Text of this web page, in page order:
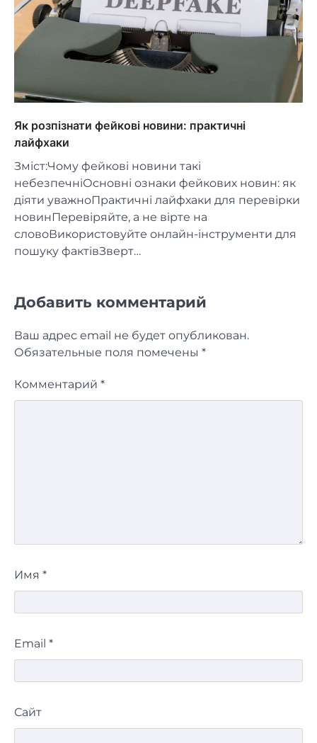
Як розпізнати фейкові новини: практичні
лайфхаки
Зміст:Чому фейкові новини такі
небезпечніОсновні ознаки фейкових новин: як
діяти уважноПрактичні лайфхаки для перевірки
новинПеревіряйте, а не вірте на
словоВикористовуйте онлайн-інструменти для
пошуку фактівЗверт…
Добавить комментарий
Ваш адрес email не будет опубликован.
Обязательные поля помечены *
Комментарий *
Имя *
Email *
Сайт